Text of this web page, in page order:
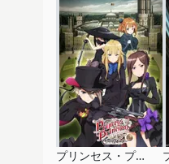
プリンセス・プリンシパル Crown Handler 第1章